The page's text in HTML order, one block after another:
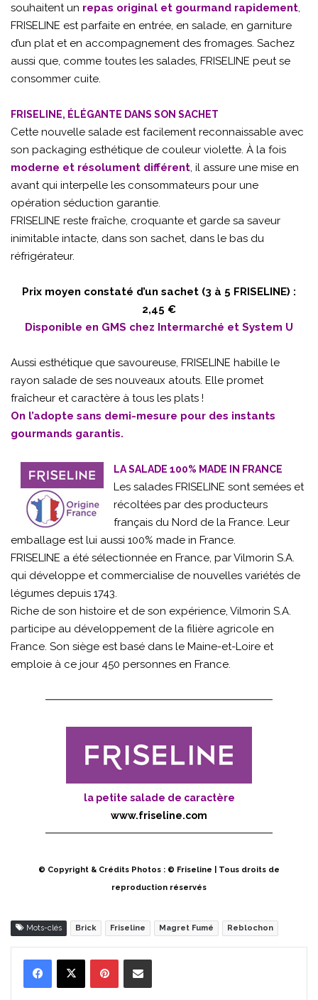
souhaitent un repas original et gourmand rapidement,
FRISELINE est parfaite en entrée, en salade, en garniture
d’un plat et en accompagnement des fromages. Sachez
aussi que, comme toutes les salades, FRISELINE peut se
consommer cuite.
FRISELINE, ÉLÉGANTE DANS SON SACHET
Cette nouvelle salade est facilement reconnaissable avec
son packaging esthétique de couleur violette. À la fois
moderne et résolument différent, il assure une mise en
avant qui interpelle les consommateurs pour une
opération séduction garantie.
FRISELINE reste fraîche, croquante et garde sa saveur
inimitable intacte, dans son sachet, dans le bas du
réfrigérateur.
Prix moyen constaté d’un sachet (3 à 5 FRISELINE) :
2,45 €
Disponible en GMS chez Intermarché et System U
Aussi esthétique que savoureuse, FRISELINE habille le
rayon salade de ses nouveaux atouts. Elle promet
fraîcheur et caractère à tous les plats !
On l’adopte sans demi-mesure pour des instants
gourmands garantis.
LA SALADE 100% MADE IN FRANCE
Les salades FRISELINE sont semées et
récoltées par des producteurs
français du Nord de la France. Leur
emballage est lui aussi 100% made in France.
FRISELINE a été sélectionnée en France, par Vilmorin S.A.
qui développe et commercialise de nouvelles variétés de
légumes depuis 1743.
Riche de son histoire et de son expérience, Vilmorin S.A.
participe au développement de la filière agricole en
France. Son siège est basé dans le Maine-et-Loire et
emploie à ce jour 450 personnes en France.
la petite salade de caractère
www.friseline.com
© Copyright & Crédits Photos : © Friseline | Tous droits de
reproduction réservés
Mots-clés Brick Friseline Magret Fumé Reblochon